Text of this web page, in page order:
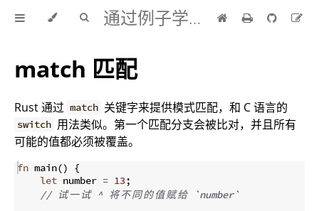
通过例子学 Rust 中文版
match 匹配
Rust 通过 match 关键字来提供模式匹配，和 C 语言的
switch 用法类似。第一个匹配分支会被比对，并且所有
可能的值都必须被覆盖。
fn main()
{
let number = 13;
// 试 一 试 ^ 将不同的 值赋给 `number`